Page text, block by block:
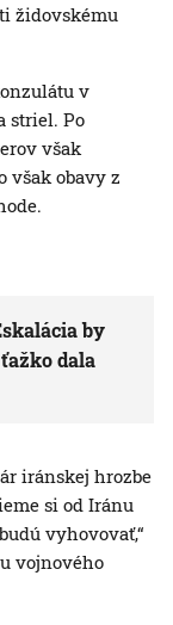
židovskému
v
striel. Po
však
však obavy z
by
dala
iránskej hrozbe
si od Iránu
vyhovovať,“
vojnového